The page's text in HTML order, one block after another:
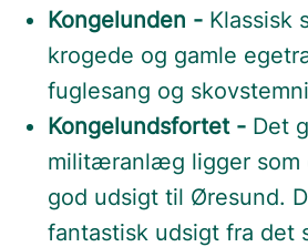
Kongelunden - Klassisk
krogede og gamle
fuglesang og
Kongelundsfortet - Det
militæranlæg ligger som
god udsigt til Øresund.
fantastisk udsigt fra det